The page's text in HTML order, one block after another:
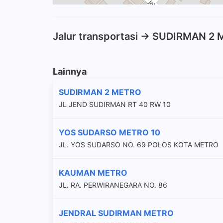
Jalur transportasi -> SUDIRMAN 2
Lainnya
SUDIRMAN 2 METRO
JL JEND SUDIRMAN RT 40 RW 10
YOS SUDARSO METRO 10
JL. YOS SUDARSO NO. 69 POLOS KOTA METRO
KAUMAN METRO
JL. RA. PERWIRANEGARA NO. 86
JENDRAL SUDIRMAN METRO